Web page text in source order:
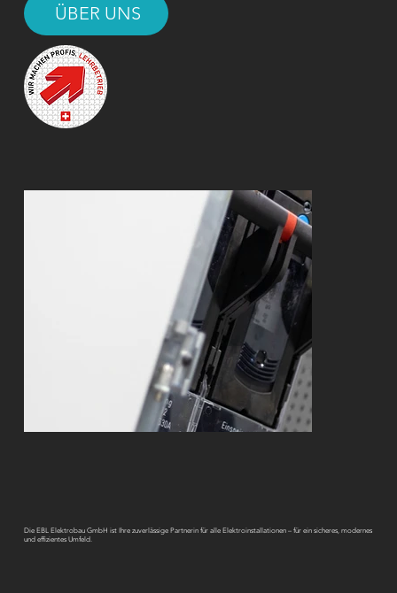
ÜBER UNS
Die EBL Elektrobau GmbH ist Ihre zuverlässige Partnerin für alle Elektroinstallationen – für ein sicheres, modernes
und effizientes Umfeld.